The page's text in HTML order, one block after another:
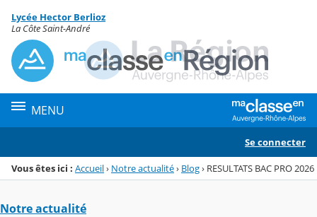
Menu de la rubrique
Contenu
Lycée Hector Berlioz
La Côte Saint-André
MENU
Se connecter
Vous êtes ici : Accueil› Notre actualité› Blog› RESULTATS BAC PRO 2026
Notre actualité